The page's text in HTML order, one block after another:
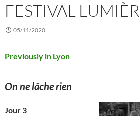
FESTIVAL
05/11/2020
Previously in Lyon
On ne lâche rien
Jour 3